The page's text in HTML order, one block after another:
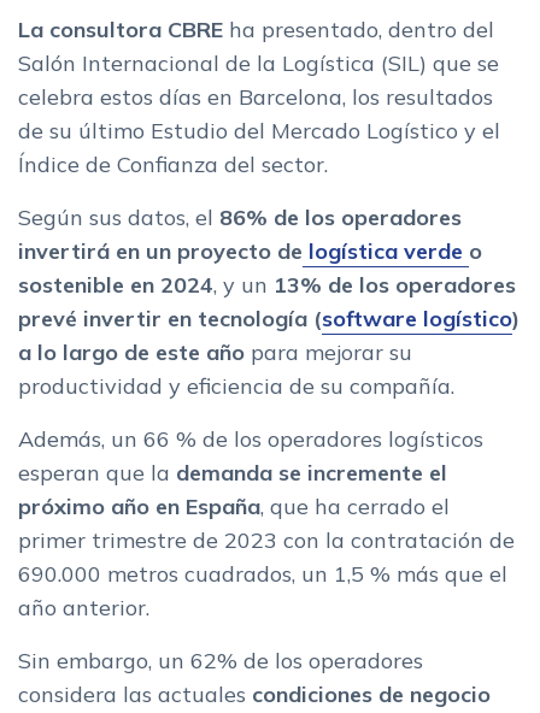
La consultora CBRE ha presentado, dentro del
Salón Internacional de la Logística (SIL) que se
celebra estos días en Barcelona, los resultados
de su último Estudio del Mercado Logístico y el
Índice de Confianza del sector.
Según sus datos, el 86% de los operadores
invertirá en un proyecto de logística verde o
sostenible en 2024, y un 13% de los operadores
prevé invertir en tecnología (software logístico)
a lo largo de este año para mejorar su
productividad y eficiencia de su compañía.
Además, un 66 % de los operadores logísticos
esperan que la demanda se incremente el
próximo año en España, que ha cerrado el
primer trimestre de 2023 con la contratación de
690.000 metros cuadrados, un 1,5 % más que el
año anterior.
Sin embargo, un 62% de los operadores
considera las actuales condiciones de negocio